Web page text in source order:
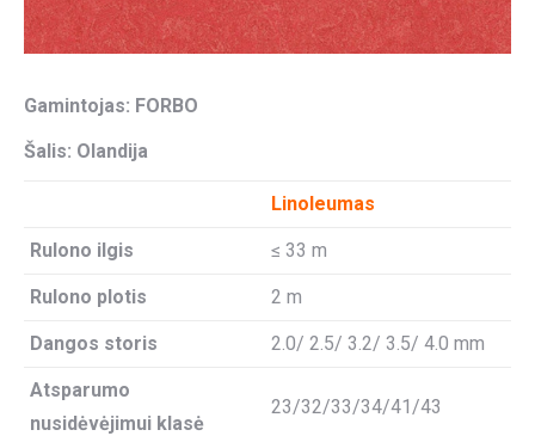
Gamintojas: FORBO
Šalis: Olandija
Linoleumas
Rulono ilgis ≤ 33 m
Rulono plotis 2 m
Dangos storis 2.0/ 2.5/ 3.2/ 3.5/ 4.0 mm
Atsparumo
nusidėvėjimui klasė
23/32/33/34/41/43